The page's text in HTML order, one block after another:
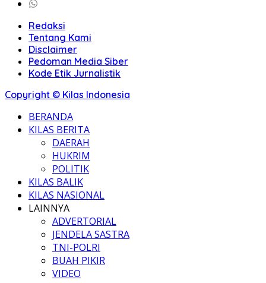
Redaksi
Tentang Kami
Disclaimer
Pedoman Media Siber
Kode Etik Jurnalistik
Copyright © Kilas Indonesia
BERANDA
KILAS BERITA
DAERAH
HUKRIM
POLITIK
KILAS BALIK
KILAS NASIONAL
LAINNYA
ADVERTORIAL
JENDELA SASTRA
TNI-POLRI
BUAH PIKIR
VIDEO